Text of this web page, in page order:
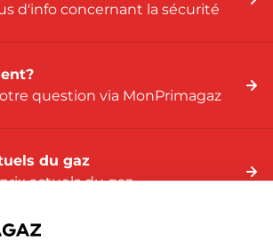
d'info concernant la sécurité
question via MonPrimagaz
du gaz
actuels du gaz